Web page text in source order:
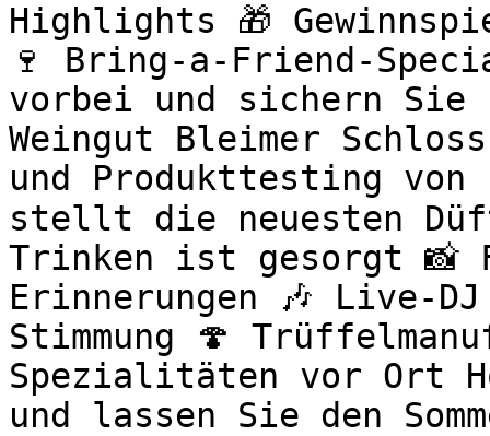
Highlights 🎁
🍷 Bring-a-Friend-
vorbei und sichern Sie
Weingut Bleimer
und Produkttesting
stellt die neuesten
Trinken ist gesorgt 📸
Erinnerungen 🎶
Stimmung 🍄
Spezialitäten vor Ort
und lassen Sie den